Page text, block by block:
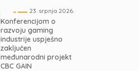
23. srpnja 2026.
Konferencijom o
razvoju gaming
industrije uspješno
zaključen
međunarodni projekt
CBC GAIN